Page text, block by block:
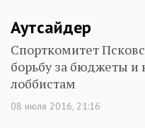
Аутсайдер
Спорткомитет
борьбу за бюджеты
лоббистам
08 июля 2016, 21:16